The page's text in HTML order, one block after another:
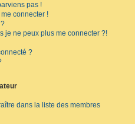
pas !
connecter !
je ne peux plus me connecter ?!
?
dans la liste des membres